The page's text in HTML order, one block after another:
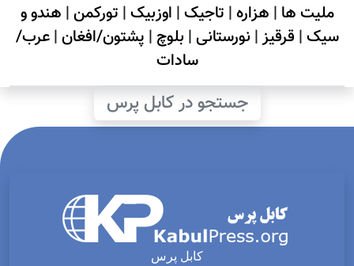
ملیت ها | هزاره| تاجیک| اوزبیک| تورکمن| هندو و
سیک| قرقیز| نورستانی| بلوچ | پشتون/افغان|عرب/
سادات
جستجو در کابل پرس
کابل پرس